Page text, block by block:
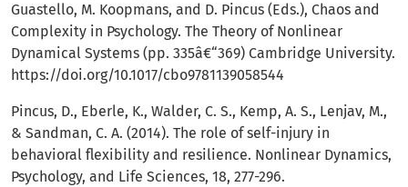
Guastello, M. Koopmans, and D. Pincus (Eds.), Chaos and
Complexity in Psychology. The Theory of Nonlinear
Dynamical Systems (pp. 335â€“369) Cambridge University.
https://doi.org/10.1017/cbo9781139058544
Pincus, D., Eberle, K., Walder, C. S., Kemp, A. S., Lenjav, M.,
& Sandman, C. A. (2014). The role of self-injury in
behavioral flexibility and resilience. Nonlinear Dynamics,
Psychology, and Life Sciences, 18, 277-296.